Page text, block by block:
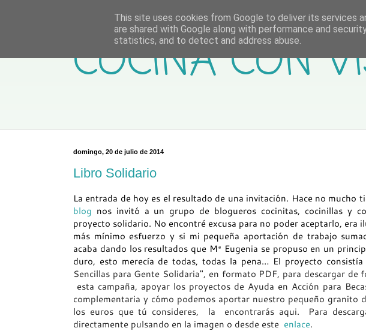
COCINA CON
domingo, 20 de julio de 2014
Libro Solidario
La entrada de hoy es el resultado de una invitación. Hace no mucho
blog nos invitó a un grupo de blogueros cocinitas, cocinillas y
proyecto solidario. No encontré excusa para no poder aceptarlo, era
más mínimo esfuerzo y si mi pequeña aportación de trabajo
acaba dando los resultados que Mª Eugenia se propuso en un
duro, esto merecía de todas, todas la pena… El proyecto
Sencillas para Gente Solidaria", en formato PDF, para descargar de
esta campaña, apoyar los proyectos de Ayuda en Acción para
complementaria y cómo podemos aportar nuestro pequeño granito
los euros que tú consideres, la encontrarás aqui. Para
directamente pulsando en la imagen o desde este enlace.
This site uses cookies from Google to deliver its services
are shared with Google along with performance and
statistics, and to detect and address abuse.